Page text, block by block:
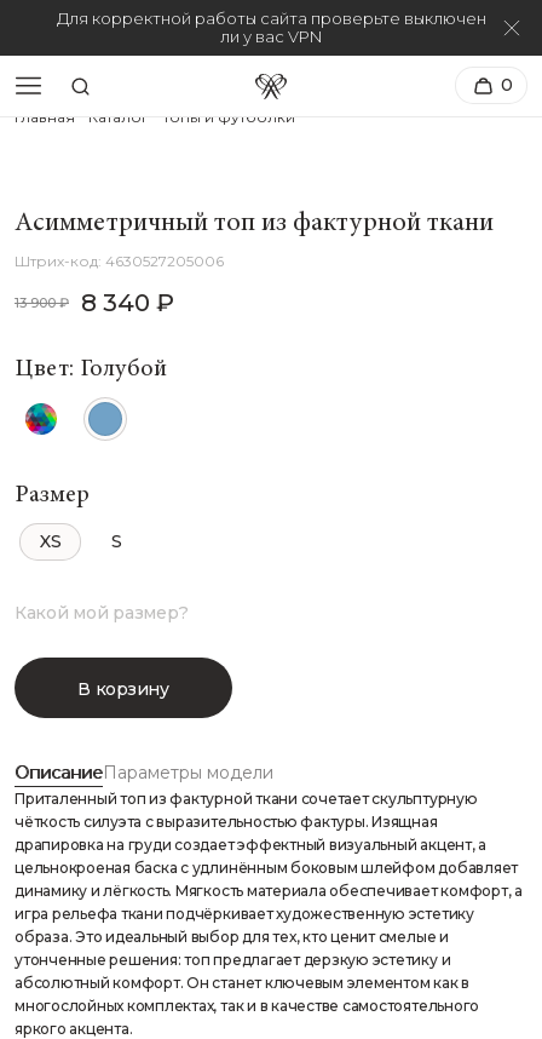
Для корректной работы сайта проверьте выключен
ли у вас VPN
0
Главная Каталог Топы и футболки
Асимметричный топ из фактурной ткани
4630527205006
13 900 ₽ 8 340 ₽
Цвет: Голубой
Размер
XS S
Какой мой размер?
В корзину
Описание
Приталенный топ из фактурной ткани сочетает скульптурную
чёткость силуэта с выразительностью фактуры. Изящная
драпировка на груди создает эффектный визуальный акцент, а
цельнокроеная баска с удлинённым боковым шлейфом добавляет
динамику и лёгкость. Мягкость материала обеспечивает комфорт, а
игра рельефа ткани подчёркивает художественную эстетику
образа. Это идеальный выбор для тех, кто ценит смелые и
утонченные решения: топ предлагает дерзкую эстетику и
абсолютный комфорт. Он станет ключевым элементом как в
многослойных комплектах, так и в качестве самостоятельного
яркого акцента.
Параметры модели